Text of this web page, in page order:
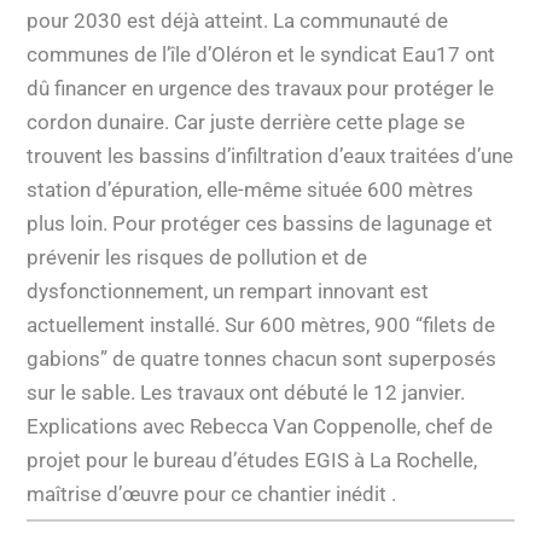
pour 2030 est déjà atteint. La communauté de
communes de l’île d’Oléron et le syndicat Eau17 ont
dû financer en urgence des travaux pour protéger le
cordon dunaire. Car juste derrière cette plage se
trouvent les bassins d’infiltration d’eaux traitées d’une
station d’épuration, elle-même située 600 mètres
plus loin. Pour protéger ces bassins de lagunage et
prévenir les risques de pollution et de
dysfonctionnement, un rempart innovant est
actuellement installé. Sur 600 mètres, 900 “filets de
gabions” de quatre tonnes chacun sont superposés
sur le sable. Les travaux ont débuté le 12 janvier.
Explications avec Rebecca Van Coppenolle, chef de
projet pour le bureau d’études EGIS à La Rochelle,
maîtrise d’œuvre pour ce chantier inédit .